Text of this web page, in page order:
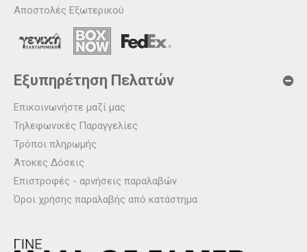
Αποστολές Εξωτερικού
Εξυπηρέτηση Πελατών
Επικοινωνήστε μαζί μας
Τηλεφωνικές Παραγγελίες
Τρόποι πληρωμής
Άτοκες Δόσεις
Επιστροφές - αρνήσεις παραλαβών
Όροι χρήσης παραλαβής από κατάστημα